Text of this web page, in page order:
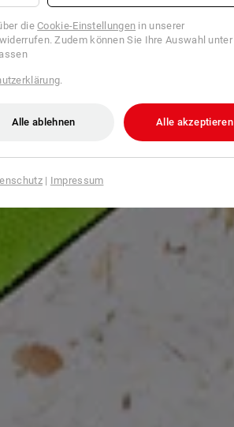
dieCookie-Einstellungen in unserer
Zudem können Sie Ihre Auswahl unter
.
Alle ablehnen Alle akzeptieren
| Impressum